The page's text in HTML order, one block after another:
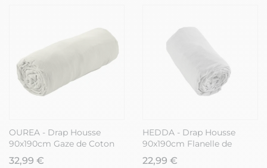
OUREA - Drap Housse
90x190cm Gaze de Coton
Vert d'Eau
32,99 €
HEDDA - Drap Housse
90x190cm Flanelle de
Coton Coloris Brume
22,99 €